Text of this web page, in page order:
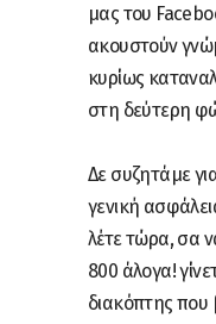
μας του
ακουστούν
κυρίως
στη δεύτερη
Δε συζητάμε
γενική
λέτε τώρα, σα
800 άλογα!
διακόπτης που